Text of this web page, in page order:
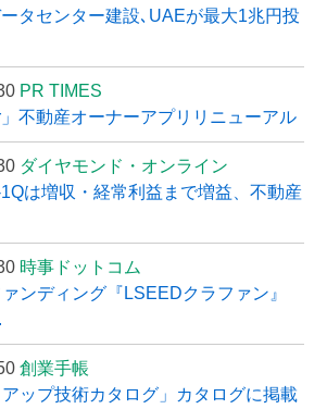
タセンター建設､UAEが最大1兆円投
PR TIMES
」不動産オーナーアプリリニューアル
ダイヤモンド・オンライン
は増収・経常利益まで増益、不動産
時事ドットコム
ンディング『LSEEDクラファン』
創業手帳
アップ技術カタログ」カタログに掲載